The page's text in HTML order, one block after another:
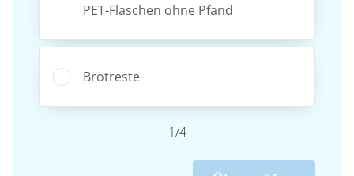
PET-Flaschen ohne Pfand
Brotreste
1/4